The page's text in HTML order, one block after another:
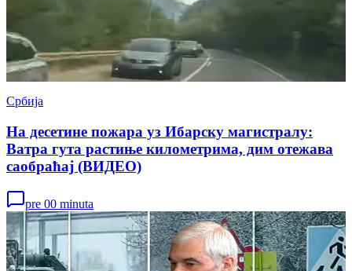
Србија
На десетине пожара уз Ибарску магистралу:
Ватра гута растиње километрима, дим отежава
саобраћај (ВИДЕО)
pre 00 minuta